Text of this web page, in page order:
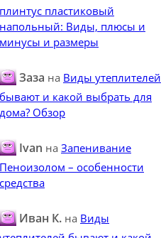
плинтус пластиковый
напольный: Виды, плюсы и
минусы и размеры
Заза на Виды утеплителей
бывают и какой выбрать для
дома? Обзор
Ivan на Запенивание
Пеноизолом – особенности
средства
Иван К. на Виды